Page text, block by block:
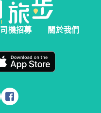
司機招募 關於我們